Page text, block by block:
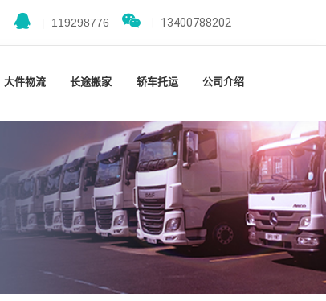
119298776 13400788202
大件物流 长途搬家 轿车托运 公司介绍